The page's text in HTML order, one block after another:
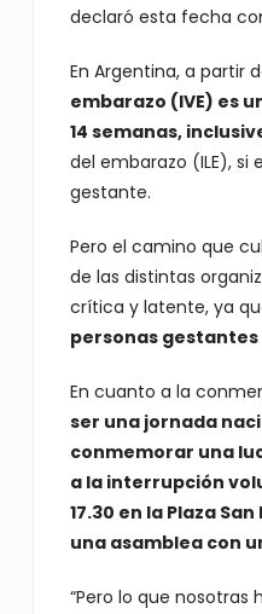
declaró esta fecha
En Argentina, a partir
embarazo (IVE) es
14 semanas,
del embarazo (ILE),
gestante.
Pero el camino que
de las distintas
crítica y latente, ya
personas gestantes
En cuanto a la
ser una jornada
conmemorar una
a la interrupción
17.30 en la Plaza
una asamblea con
“Pero lo que